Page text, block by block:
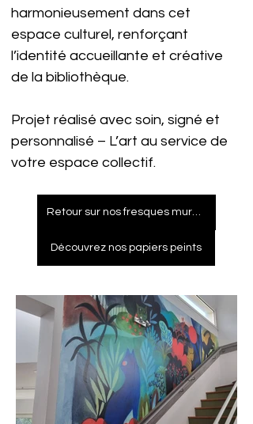
harmonieusement dans cet
espace culturel, renforçant
l’identité accueillante et créative
de la bibliothèque.
Projet réalisé avec soin, signé et
personnalisé – L’art au service de
votre espace collectif.
Retour sur nos fresques murales
Découvrez nos papiers peints